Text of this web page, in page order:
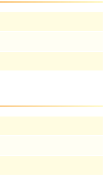
容
講座・クラス
ル